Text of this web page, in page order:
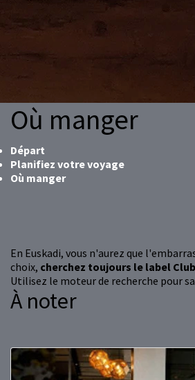
Où manger
Départ
Planifiez votre voyage
Où manger
En Euskadi, vous n'aurez que
choix, cherchez toujours le label
Utilisez le moteur de recherche pour
À noter